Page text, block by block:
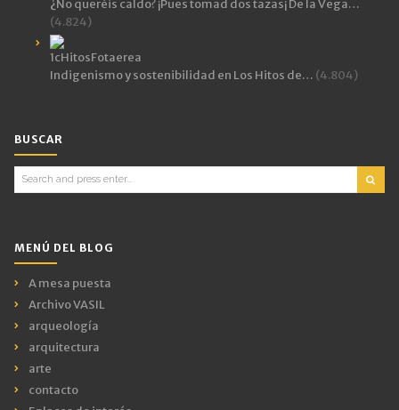
¿No queréis caldo? ¡Pues tomad dos tazas¡ De la Vega…
(4.824)
Indigenismo y sostenibilidad en Los Hitos de… (4.804)
BUSCAR
Search
for:
MENÚ DEL BLOG
A mesa puesta
Archivo VASIL
arqueología
arquitectura
arte
contacto